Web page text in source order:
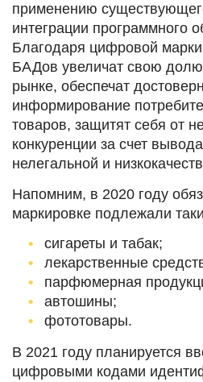
применению
интеграции программного
Благодаря цифровой
БАДов увеличат свою
рынке, обеспечат
информирование
товаров, защитят себя от
конкуренции за счет
нелегальной и
Напомним, в 2020 году
маркировке подлежали
сигареты и табак;
лекарственные
парфюмерная
автошины;
фототовары.
В 2021 году планируется
цифровыми кодами